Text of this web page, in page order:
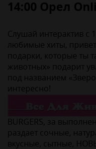
14:00 Орел
Слушай интерактив с
любимые хиты,
подарки, которые ты
животных» подарит
под названием
интересно!
BURGERS, за
раздает сочные,
вкусные, сытные,